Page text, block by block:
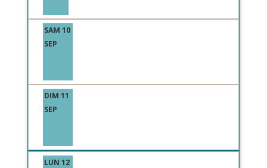
SAM 10
SEP
DIM 11
SEP
LUN 12